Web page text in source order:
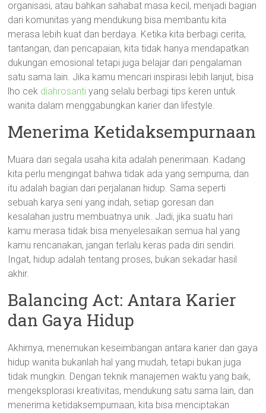
organisasi, atau bahkan sahabat masa kecil, menjadi bagian
dari komunitas yang mendukung bisa membantu kita
merasa lebih kuat dan berdaya. Ketika kita berbagi cerita,
tantangan, dan pencapaian, kita tidak hanya mendapatkan
dukungan emosional tetapi juga belajar dari pengalaman
satu sama lain. Jika kamu mencari inspirasi lebih lanjut, bisa
lho cek diahrosanti yang selalu berbagi tips keren untuk
wanita dalam menggabungkan karier dan lifestyle.
Menerima Ketidaksempurnaan
Muara dari segala usaha kita adalah penerimaan. Kadang
kita perlu mengingat bahwa tidak ada yang sempurna, dan
itu adalah bagian dari perjalanan hidup. Sama seperti
sebuah karya seni yang indah, setiap goresan dan
kesalahan justru membuatnya unik. Jadi, jika suatu hari
kamu merasa tidak bisa menyelesaikan semua hal yang
kamu rencanakan, jangan terlalu keras pada diri sendiri.
Ingat, hidup adalah tentang proses, bukan sekadar hasil
akhir.
Balancing Act: Antara Karier
dan Gaya Hidup
Akhirnya, menemukan keseimbangan antara karier dan gaya
hidup wanita bukanlah hal yang mudah, tetapi bukan juga
tidak mungkin. Dengan teknik manajemen waktu yang baik,
mengeksplorasi kreativitas, mendukung satu sama lain, dan
menerima ketidaksempurnaan, kita bisa menciptakan